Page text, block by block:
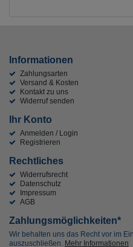
Informationen
Zahlungsarten
Versand & Kosten
Kontakt zu uns
Widerruf senden
Ihr Konto
Anmelden / Login
Registrieren
Rechtliches
Widerrufsrecht
Datenschutz
Impressum
AGB
Zahlungsmöglichkeiten*
Wir behalten uns das Recht vor im
auszuschließen. Mehr Informationen